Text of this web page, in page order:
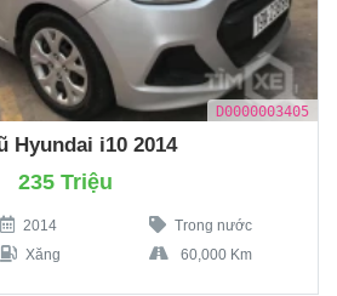
D0000003405
Hyundai i10 2014
235 Triệu
2014
Trong nước
Xăng 60,000 Km